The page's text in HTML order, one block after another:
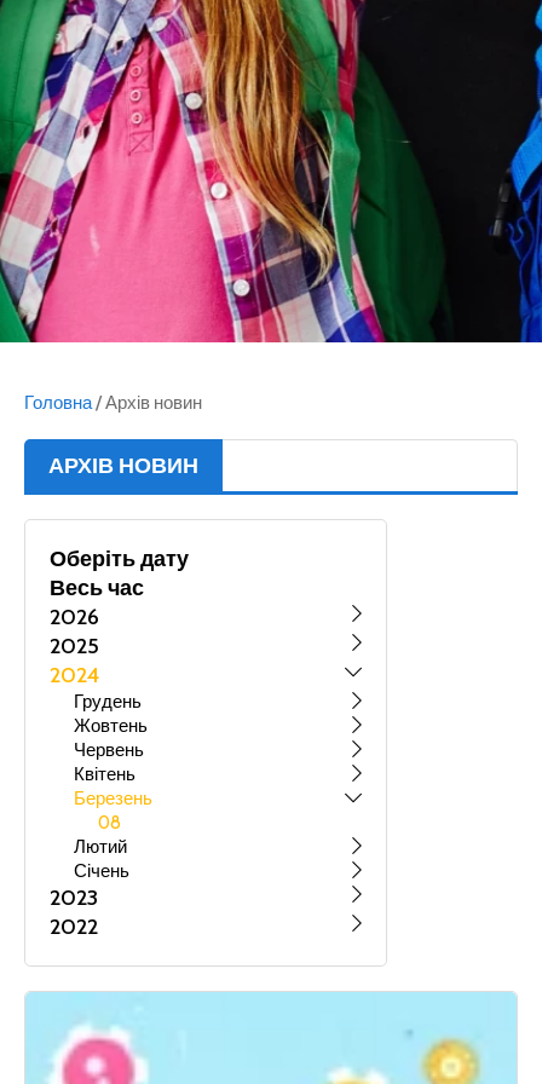
Головна/Архів новин
АРХІВ НОВИН
Оберіть дату
Весь час
2026
2025
2024
Грудень
Жовтень
Червень
Квітень
Березень
08
Лютий
Січень
2023
2022